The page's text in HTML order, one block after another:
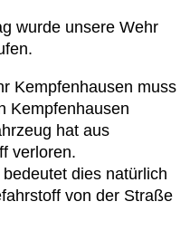
wurde unsere Wehr
Kempfenhausen muss
Kempfenhausen
hat aus
verloren.
dies natürlich
von der Straße